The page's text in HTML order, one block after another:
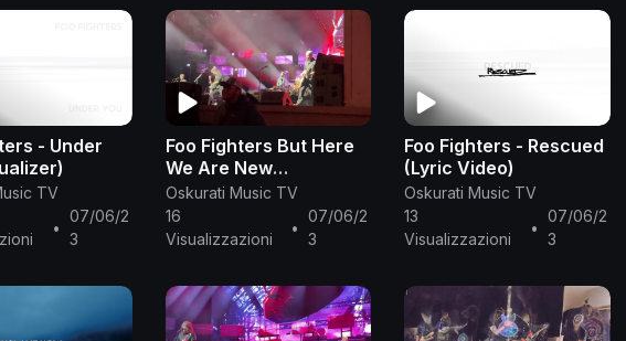
- Under
TV
•
07/06/2
3
Foo Fighters But Here
We Are New
Hampshire May 24,
2023
Oskurati Music TV
16
Visualizzazioni
•
07/06/2
3
Foo Fighters - Rescued
(Lyric Video)
Oskurati Music TV
13
Visualizzazioni
•
07/06/2
3